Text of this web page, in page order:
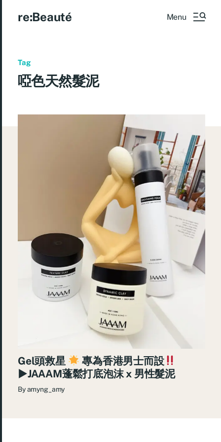
re:Beauté Menu
Tag
啞色天然髮泥
Gel頭救星
專為香港男士而設
►JAAAM蓬鬆打底泡沫 x 男性髮泥
Byamyng_amy